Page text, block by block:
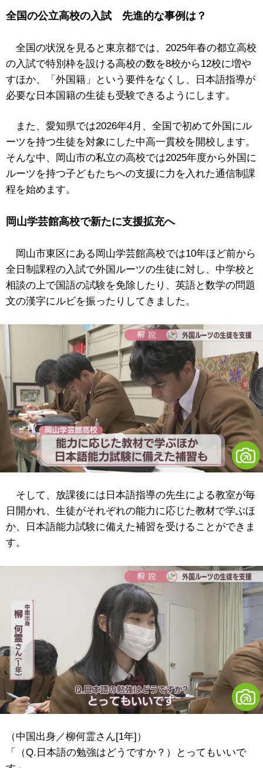
全国の公立高校の入試 先進的な事例は？
全国の状況を見ると東京都では、2025年春の都立高校
の入試で特別枠を設ける高校の数を8校から12校に増や
すほか、「外国籍」という要件をなくし、日本語指導が
必要な日本国籍の生徒も受験できるようにします。
また、愛知県では2026年4月、全国で初めて外国にル
ーツを持つ生徒を対象にした中高一貫校を開校します。
そんな中、岡山市の私立の高校では2025年度から外国に
ルーツを持つ子どもたちへの支援に力を入れた通信制課
程を始めます。
岡山学芸館高校で新たに支援拡充へ
岡山市東区にある岡山学芸館高校では10年ほど前から
全日制課程の入試で外国ルーツの生徒に対し、中学校と
相談の上で国語の試験を免除したり、英語と数学の問題
文の漢字にルビを振ったりしてきました。
そして、放課後には日本語指導の先生による教室が毎
日開かれ、生徒がそれぞれの能力に応じた教材で学ぶほ
か、日本語能力試験に備えた補習を受けることができま
す。
（中国出身／柳何霊さん[1年]）
「（Q.日本語の勉強はどうですか？）とってもいいで